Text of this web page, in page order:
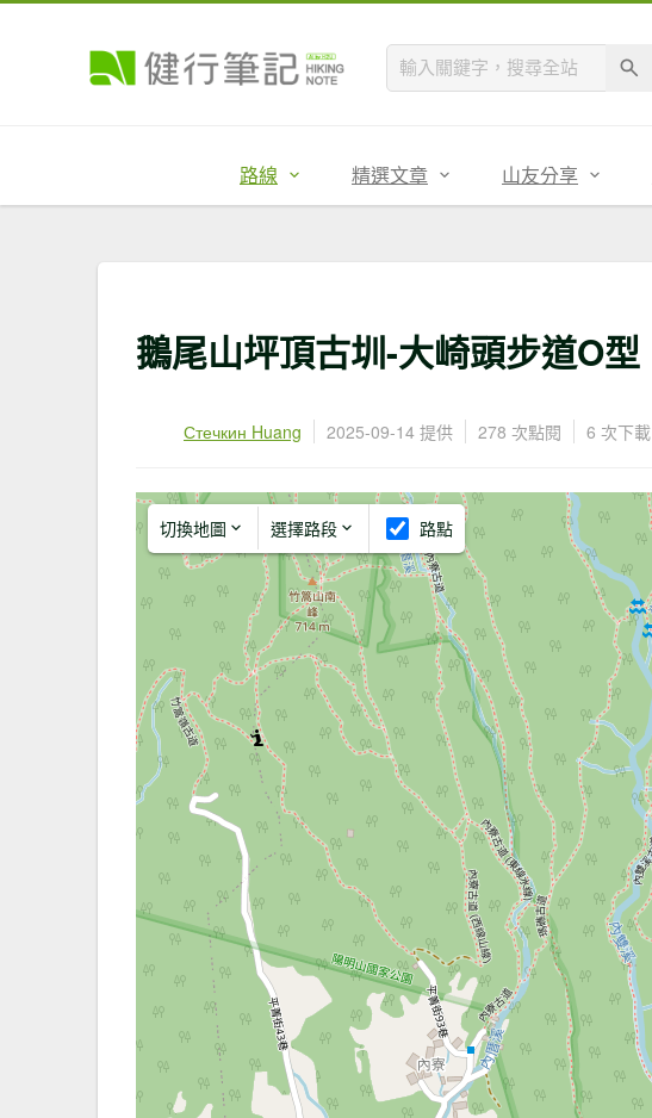
路線 精選文章 山友分享
鵝尾山坪頂古圳-大崎頭步道O型
Стечкин Huang 2025-09-14 提供 278 次點閱 6 次下載
切換地圖 選擇路段 路點